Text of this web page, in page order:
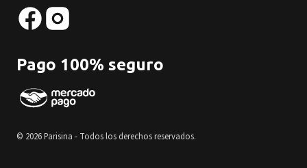
Pago 100% seguro
© 2026 Parisina - Todos los derechos reservados.